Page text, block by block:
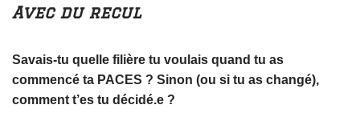
Avec du recul
Savais-tu quelle filière tu voulais quand tu as
commencé ta PACES ? Sinon (ou si tu as changé),
comment t’es tu décidé.e ?